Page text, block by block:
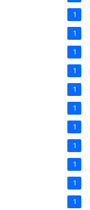
1
1
1
1
1
1
1
1
1
1
1